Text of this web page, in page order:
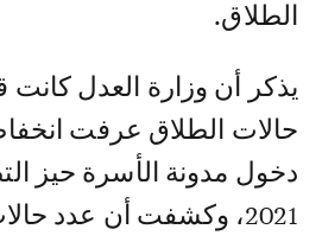
الطلاق.
يذكر أن وزارة العدل
حالات الطلاق عرفت
دخول مدونة الأسرة حيز
2021، وكشفت أن عدد